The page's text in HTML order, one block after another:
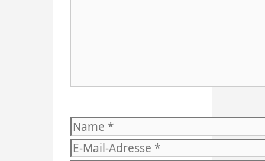
Name
E-